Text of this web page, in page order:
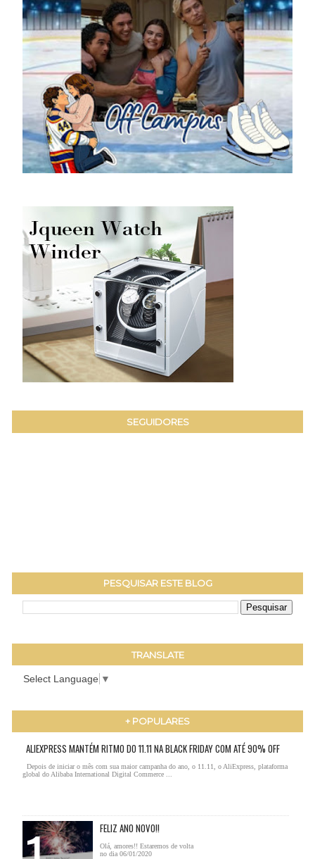
SEGUIDORES
PESQUISAR ESTE BLOG
TRANSLATE
Select Language ▼
+ POPULARES
ALIEXPRESS MANTÉM RITMO DO 11.11 NA BLACK FRIDAY COM ATÉ 90% OFF
Depois de iniciar o mês com sua maior campanha do ano, o 11.11, o AliExpress, plataforma
global do Alibaba International Digital Commerce ...
FELIZ ANO NOVO!!
Olá, amores!! Estaremos de volta
no dia 06/01/2020